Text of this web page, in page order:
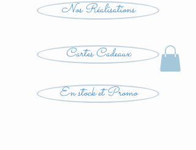
Nos Réalisations
Cartes Cadeaux
En stock et Promo